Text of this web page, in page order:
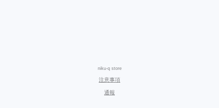
niku-q store
注意事項
通報